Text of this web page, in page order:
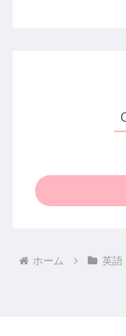
ホーム 英語